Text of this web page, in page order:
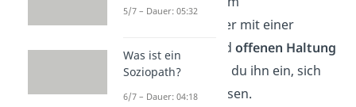
Gesprächspartner mit einer
entspannten
und offenen Haltung
zuwendest, lädst du ihn ein, sich
auf dich einzulassen.
5/7 – Dauer: 05:32
Was ist ein
Soziopath?
6/7 – Dauer: 04:18